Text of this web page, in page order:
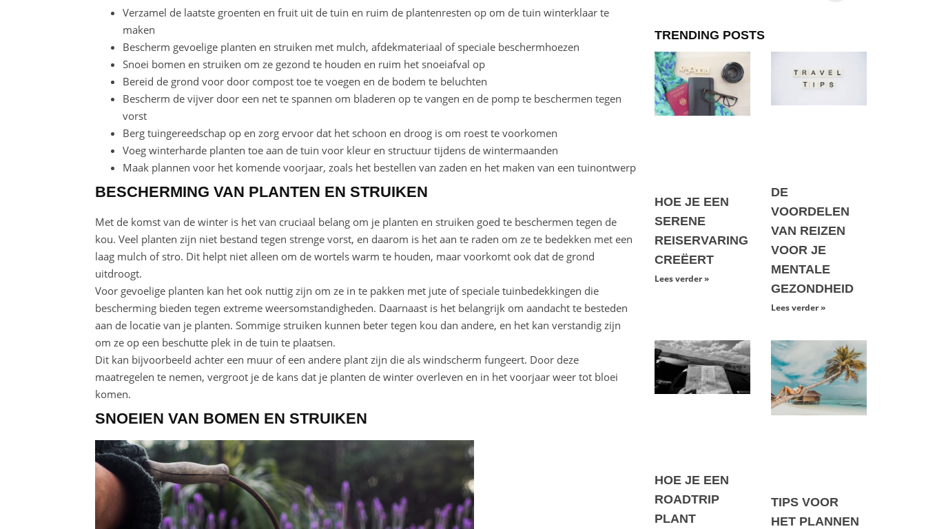
Verzamel de laatste groenten en fruit uit de tuin en ruim de plantenresten op om de tuin winterklaar te
maken
Bescherm gevoelige planten en struiken met mulch, afdekmateriaal of speciale beschermhoezen
Snoei bomen en struiken om ze gezond te houden en ruim het snoeiafval op
Bereid de grond voor door compost toe te voegen en de bodem te beluchten
Bescherm de vijver door een net te spannen om bladeren op te vangen en de pomp te beschermen tegen
vorst
Berg tuingereedschap op en zorg ervoor dat het schoon en droog is om roest te voorkomen
Voeg winterharde planten toe aan de tuin voor kleur en structuur tijdens de wintermaanden
Maak plannen voor het komende voorjaar, zoals het bestellen van zaden en het maken van een tuinontwerp
BESCHERMING VAN PLANTEN EN STRUIKEN
Met de komst van de winter is het van cruciaal belang om je planten en struiken goed te beschermen tegen de
kou. Veel planten zijn niet bestand tegen strenge vorst, en daarom is het aan te raden om ze te bedekken met een
laag mulch of stro. Dit helpt niet alleen om de wortels warm te houden, maar voorkomt ook dat de grond
uitdroogt.
Voor gevoelige planten kan het ook nuttig zijn om ze in te pakken met jute of speciale tuinbedekkingen die
bescherming bieden tegen extreme weersomstandigheden. Daarnaast is het belangrijk om aandacht te besteden
aan de locatie van je planten. Sommige struiken kunnen beter tegen kou dan andere, en het kan verstandig zijn
om ze op een beschutte plek in de tuin te plaatsen.
Dit kan bijvoorbeeld achter een muur of een andere plant zijn die als windscherm fungeert. Door deze
maatregelen te nemen, vergroot je de kans dat je planten de winter overleven en in het voorjaar weer tot bloei
komen.
SNOEIEN VAN BOMEN EN STRUIKEN
TRENDING POSTS
HOE JE EEN
SERENE
REISERVARING
CREËERT
Lees verder »
DE
VOORDELEN
VAN REIZEN
VOOR JE
MENTALE
GEZONDHEID
Lees verder »
HOE JE EEN
ROADTRIP
PLANT
TIPS VOOR
HET PLANNEN